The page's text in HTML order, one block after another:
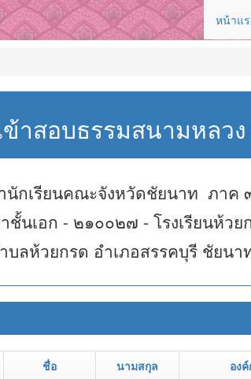
หน้าแ
ข้าสอบธรรมสนามหลว
นักเรียนคณะจังหวัดชัยนาท ภาค
ชั้นเอก - ๒๑๐๐๒๗ - โรงเรียนห้วย
บลห้วยกรด อำเภอสรรคบุรี ชัยนา
ชื่อ นามสกุล อง